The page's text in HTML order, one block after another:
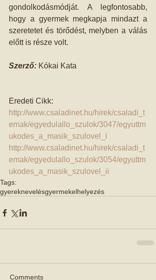
gondolkodásmódját. A legfontosabb,
hogy a gyermek megkapja mindazt a
szeretetet és törődést, melyben a válás
előtt is része volt.
Szerző: Kókai Kata
Eredeti Cikk:
http://www.csaladinet.hu/hirek/csaladi_t
emak/egyedulallo_szulok/3047/egyuttm
ukodes_a_masik_szulovel_i
http://www.csaladinet.hu/hirek/csaladi_t
emak/egyedulallo_szulok/3054/egyuttm
ukodes_a_masik_szulovel_ii
Tags:
gyereknevelésgyermekelhelyezés
Comments